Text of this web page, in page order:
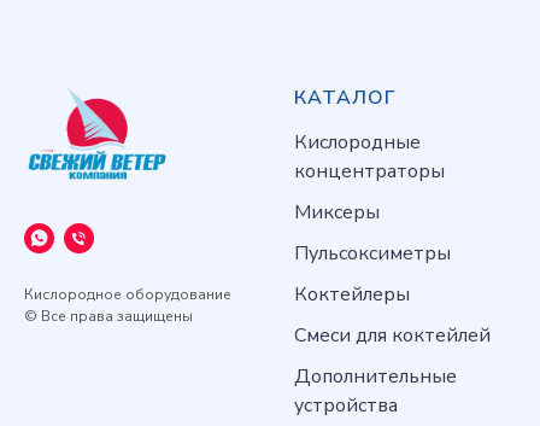
Кислородное оборудование
© Все права защищены
КАТАЛОГ
Кислородные
концентраторы
Миксеры
Пульсоксиметры
Коктейлеры
Смеси для коктейлей
Дополнительные
устройства